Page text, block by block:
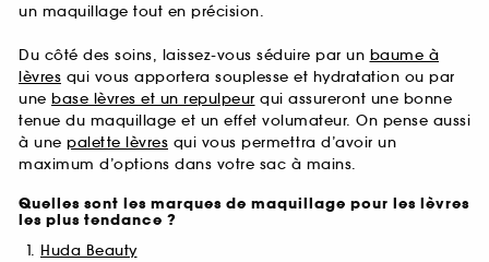
un maquillage tout en précision.
Du côté des soins, laissez-vous séduire par un baume à
lèvres qui vous apportera souplesse et hydratation ou par
une base lèvres et un repulpeur qui assureront une bonne
tenue du maquillage et un effet volumateur. On pense aussi
à une palette lèvres qui vous permettra d’avoir un
maximum d’options dans votre sac à mains.
Quelles sont les marques de maquillage pour les lèvres
les plus tendance ?
Huda Beauty